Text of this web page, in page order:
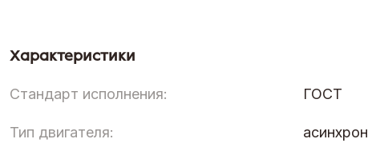
Характеристики
Стандарт исполнения: ГОСТ
Тип двигателя: